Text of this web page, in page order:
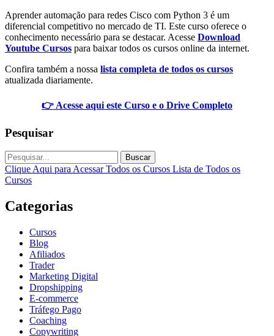
Aprender automação para redes Cisco com Python 3 é um
diferencial competitivo no mercado de TI. Este curso oferece o
conhecimento necessário para se destacar. Acesse Download
Youtube Cursos para baixar todos os cursos online da internet.
Confira também a nossa lista completa de todos os cursos
atualizada diariamente.
👉 Acesse aqui este Curso e o Drive Completo
Pesquisar
Buscar
Clique Aqui para Acessar Todos os Cursos Lista de Todos os
Cursos
Categorias
Cursos
Blog
Afiliados
Trader
Marketing Digital
Dropshipping
E-commerce
Tráfego Pago
Coaching
Copywriting